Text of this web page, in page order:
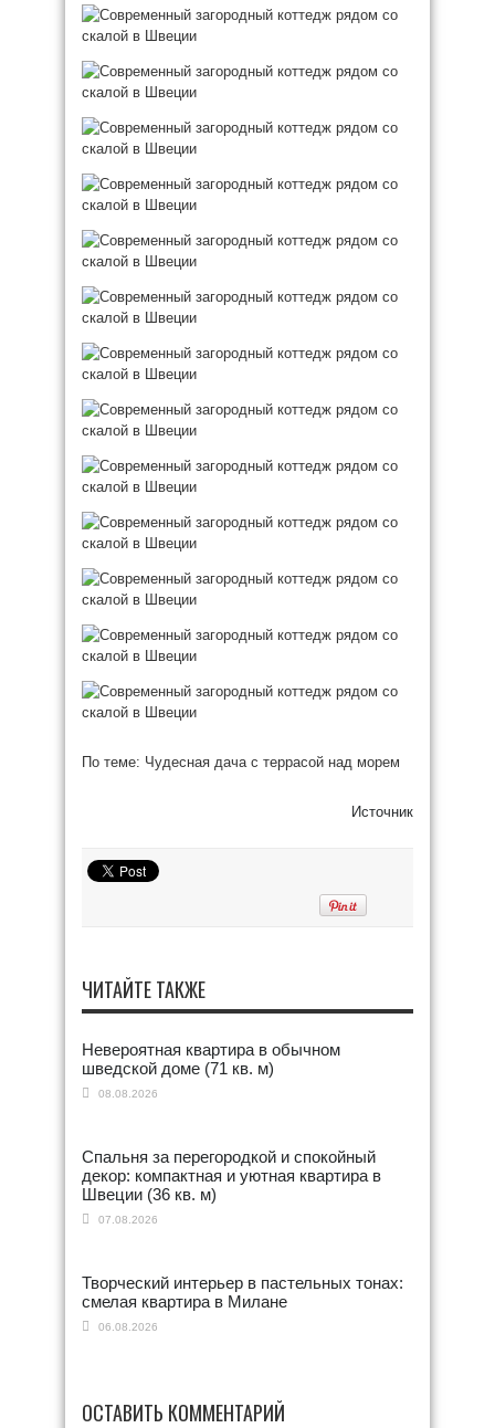
По теме: Чудесная дача с террасой над морем
Источник
ЧИТАЙТЕ ТАКЖЕ
Невероятная квартира в обычном
шведской доме (71 кв. м)
08.08.2026
Спальня за перегородкой и спокойный
декор: компактная и уютная квартира в
Швеции (36 кв. м)
07.08.2026
Творческий интерьер в пастельных тонах:
смелая квартира в Милане
06.08.2026
ОСТАВИТЬ КОММЕНТАРИЙ